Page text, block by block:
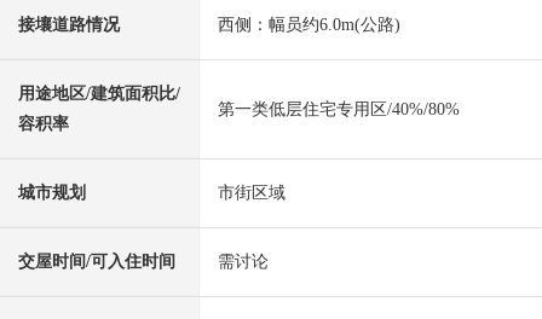
接壤道路情况 西侧：幅员约6.0m(公路)
用途地区/建筑面积比/
容积率
第一类低层住宅专用区/40%/80%
城市规划 市街区域
交屋时间/可入住时间 需讨论